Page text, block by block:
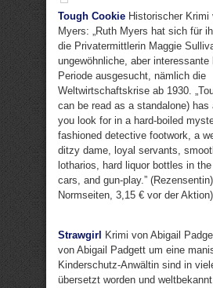
Tough Cookie Historischer Krimi
Myers: „Ruth Myers hat sich für
die Privatermittlerin Maggie
ungewöhnliche, aber interessante
Periode ausgesucht, nämlich die
Weltwirtschaftskrise ab 1930.
can be read as a standalone) has
you look for in a hard-boiled
fashioned detective footwork, a
ditzy dame, loyal servants,
lotharios, hard liquor bottles in
cars, and gun-play.”
Normseiten, 3,15 € vor der Aktion)
Strawgirl
Krimi von Abigail
von Abigail Padgett um eine
Kinderschutz-Anwältin sind in
übersetzt worden und